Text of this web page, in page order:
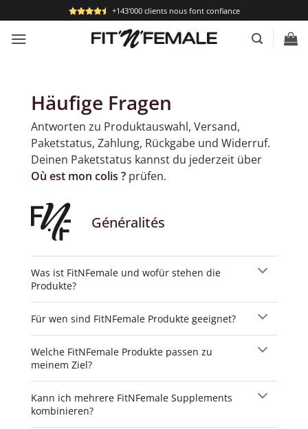
au
contenu
+143'000 clients nous font confiance
Häufige Fragen
Antworten zu Produktauswahl, Versand,
Paketstatus, Zahlung, Rückgabe und Widerruf.
Deinen Paketstatus kannst du jederzeit über
Où est mon colis ? prüfen.
Généralités
Was ist FitNFemale und wofür stehen die
Produkte?
Für wen sind FitNFemale Produkte geeignet?
Welche FitNFemale Produkte passen zu
meinem Ziel?
Kann ich mehrere FitNFemale Supplements
kombinieren?